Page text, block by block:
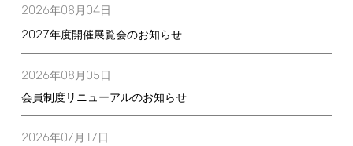
2026年08月 04日
2027年度開催展覧会のお知らせ
2026年08月 05日
会員制度リニューアルのお知らせ
2026年07月 17日